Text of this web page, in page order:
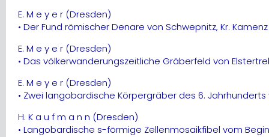
E. M e y e r (Dresden)
• Der Fund römischer Denare von Schwepnitz, Kr. Kamenz
E. M e y e r (Dresden)
• Das völkerwanderungszeitliche Gräberfeld von
E. M e y e r (Dresden)
• Zwei langobardische Körpergräber des 6.
H. K a u f m a n n (Dresden)
• Langobardische s-förmige Zellenmosaikfibel vom